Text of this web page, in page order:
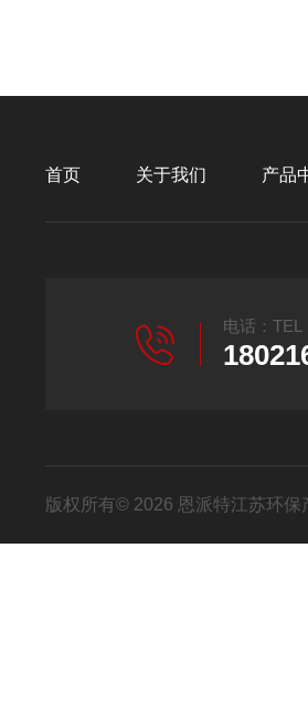
首页 关于我们 产品
电话：TEL
版权所有© 2026 恩派特江苏环